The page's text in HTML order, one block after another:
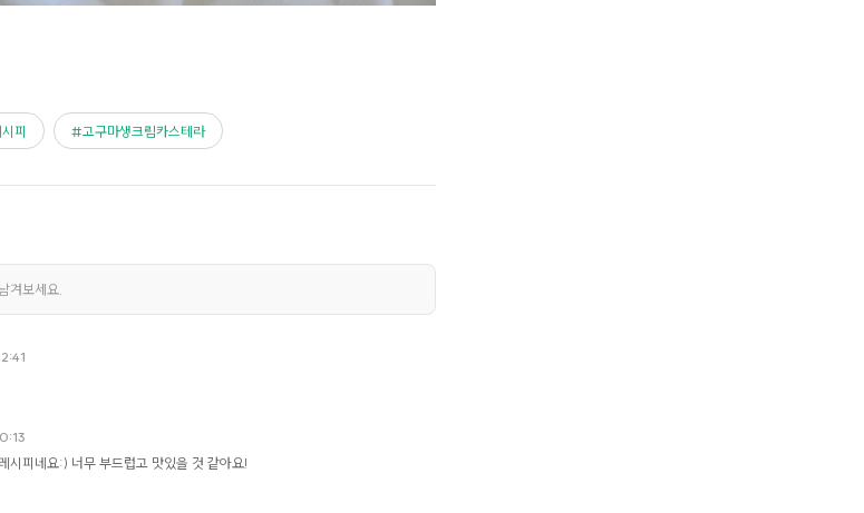
피 고구마생크림카스테라
겨보세요.
시피네요:) 너무 부드럽고 맛있을 것 같아요!